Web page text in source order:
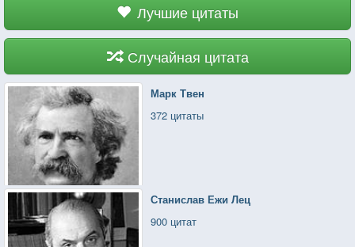
Лучшие цитаты
Случайная цитата
Марк Твен
372 цитаты
Станислав Ежи Лец
900 цитат